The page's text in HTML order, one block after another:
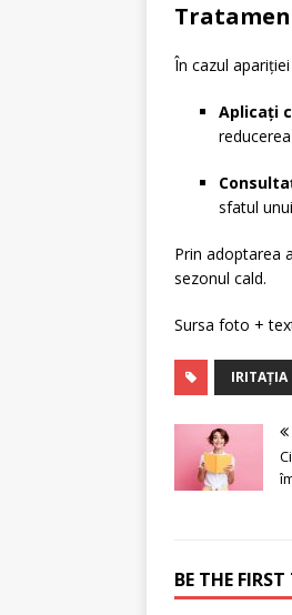
În cazul
Aplicați
sfatul
Prin adoptarea
sezonul cald.
Sursa foto +
IRITAȚIA
BE THE